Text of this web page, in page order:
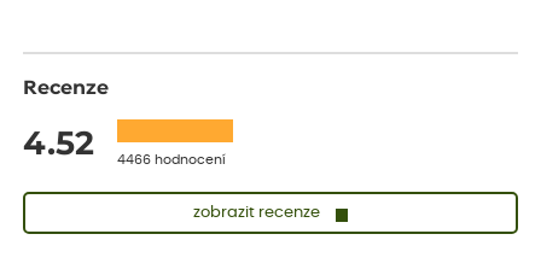
Recenze
4.52 4466 hodnocení
zobrazit recenze